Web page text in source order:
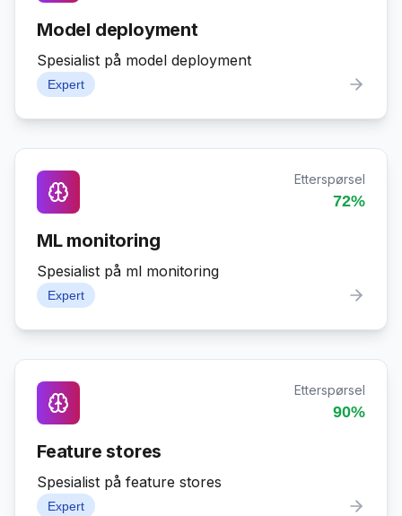
Model deployment
Spesialist på model deployment
Expert
Etterspørsel
72%
ML monitoring
Spesialist på ml monitoring
Expert
Etterspørsel
90%
Feature stores
Spesialist på feature stores
Expert